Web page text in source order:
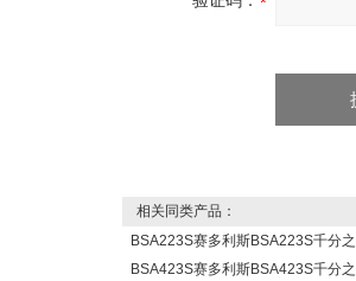
相关同类产品：
BSA223S赛多利斯BSA223S千分
BSA423S赛多利斯BSA423S千分